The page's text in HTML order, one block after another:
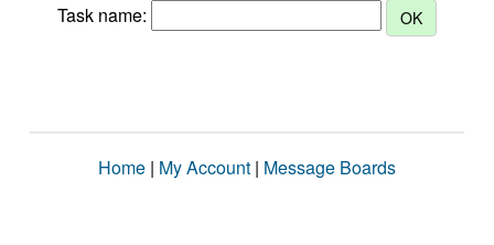
Task name:
Home | My Account | Message Boards